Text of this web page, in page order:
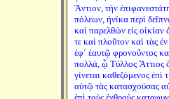
Ἄντιον, τὴν
πόλεων, ἡνίκα περὶ
καὶ παρελθὼν εἰς οἰκίαν
τε καὶ πλοῦτον καὶ τὰς
ἐφ´ ἑαυτῷ φρονοῦντος
πολλά, ᾧ Τύλλος Ἄττιος
γίνεται καθεζόμενος ἐπὶ
αὐτῷ τὰς κατασχούσας